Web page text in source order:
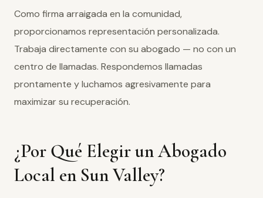
Como firma arraigada en la comunidad,
proporcionamos representación personalizada.
Trabaja directamente con su abogado — no con un
centro de llamadas. Respondemos llamadas
prontamente y luchamos agresivamente para
maximizar su recuperación.
¿Por Qué Elegir un Abogado
Local en Sun Valley?